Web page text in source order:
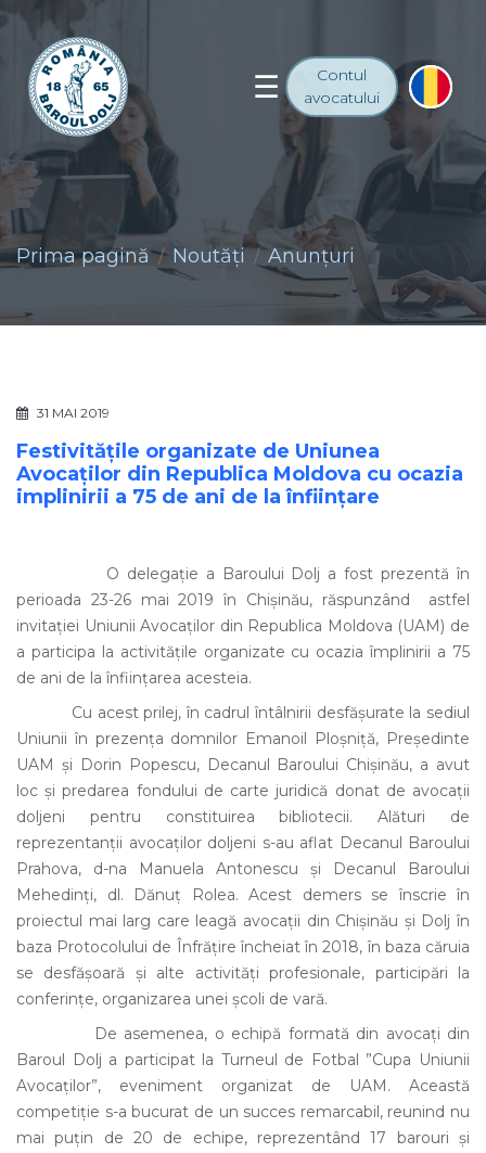
Contul
avocatului
Prima pagină Noutăţi Anunţuri
31 MAI 2019
Festivitățile organizate de Uniunea
Avocaților din Republica Moldova cu ocazia
implinirii a 75 de ani de la înființare
O delegație a Baroului Dolj a fost prezentă în
perioada 23-26 mai 2019 în Chișinău, răspunzând astfel
invitației Uniunii Avocaților din Republica Moldova (UAM) de
a participa la activitățile organizate cu ocazia împlinirii a 75
de ani de la înființarea acesteia.
Cu acest prilej, în cadrul întâlnirii desfășurate la sediul
Uniunii în prezența domnilor Emanoil Ploșniță, Președinte
UAM și Dorin Popescu, Decanul Baroului Chișinău, a avut
loc și predarea fondului de carte juridică donat de avocații
doljeni pentru constituirea bibliotecii. Alături de
reprezentanții avocaților doljeni s-au aflat Decanul Baroului
Prahova, d-na Manuela Antonescu și Decanul Baroului
Mehedinți, dl. Dănuț Rolea. Acest demers se înscrie în
proiectul mai larg care leagă avocații din Chișinău și Dolj în
baza Protocolului de Înfrățire încheiat în 2018, în baza căruia
se desfășoară și alte activități profesionale, participări la
conferințe, organizarea unei școli de vară.
De asemenea, o echipă formată din avocați din
Baroul Dolj a participat la Turneul de Fotbal ”Cupa Uniunii
Avocaților”, eveniment organizat de UAM. Această
competiție s-a bucurat de un succes remarcabil, reunind nu
mai puțin de 20 de echipe, reprezentând 17 barouri și